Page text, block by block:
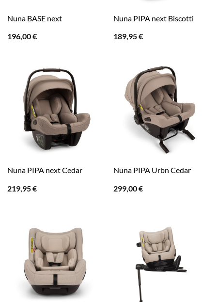
Nuna BASE next
196,00€
Nuna PIPA next Biscotti
189,95€
Nuna PIPA next Cedar
219,95€
Nuna PIPA Urbn Cedar
299,00€